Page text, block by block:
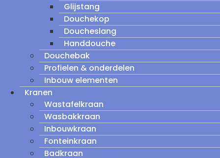
Glijstang
Douchekop
Doucheslang
Handdouche
Douchebak
Profielen & onderdelen
Inbouw elementen
Kranen
Wastafelkraan
Wasbakkraan
Inbouwkraan
Fonteinkraan
Badkraan